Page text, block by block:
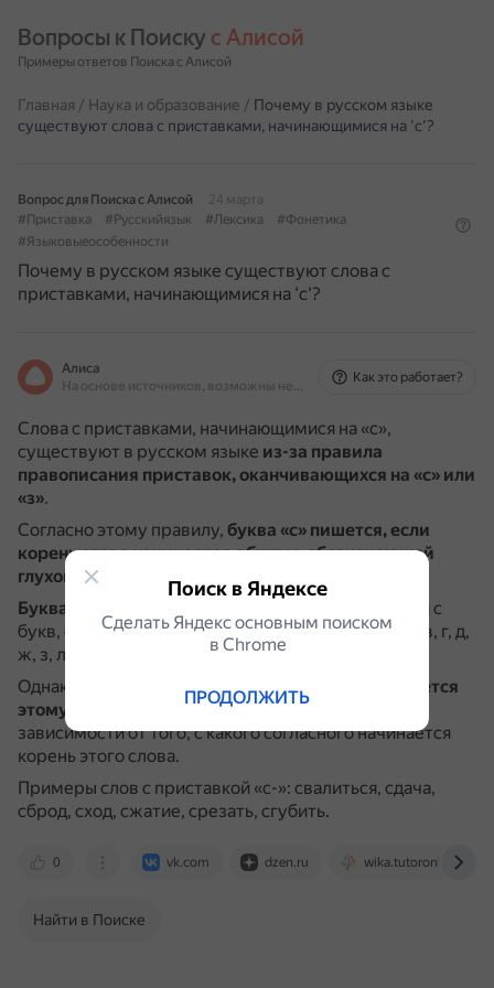
Вопросы к Поиску с Алисой
Примеры ответов Поиска с Алисой
Главная / Наука и образование / Почему в русском языке
существуют слова с приставками, начинающимися на 'с'?
Вопрос для Поиска с Алисой
24 марта
#Приставка
#Русскийязык #Лексика
#Фонетика
#Языковыеособенности
Почему в русском языке существуют слова с
приставками, начинающимися на 'с'?
Алиса
На основе источников, возможны неточности
Как это работает?
Слова с приставками, начинающимися на «с»,
существуют в русском языке из-за правила
правописания приставок, оканчивающихся на «с» или
«з».
Согласно этому правилу, буква «с» пишется, если
корень слова начинается с буквы, обозначающей
глухой согласный звук
(к, п, с, т, ф, ц, ч, ш, щ).
Буква «з» пишется
, если корень слова начинается с
букв, обозначающих звонкие согласные звуки (б, в, г, д,
ж, з, л, м, н, р) или гласные.
Однако есть
приставка «с-», которая не подчиняется
этому правилу
Она всегда пишется в слове, вне
зависимости от того, с какого согласного начинается
корень этого слова.
Примеры слов с приставкой «с-»: свалиться, сдача,
сброд, сход, сжатие, срезать, сгубить.
0 vk.com dzen.ru wika.tutoronline.ru
Найти в Поиске
Поиск в Яндексе
Сделать Яндекс основным поиском
в Сhrome
ПРОДОЛЖИТЬ